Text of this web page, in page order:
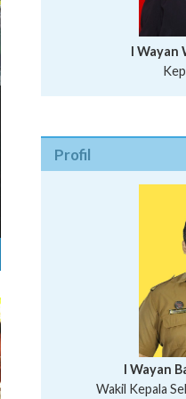
I Wayan
Profil
I Wayan
Wakil Kepala
I Wayan Gede
Ni Wayan